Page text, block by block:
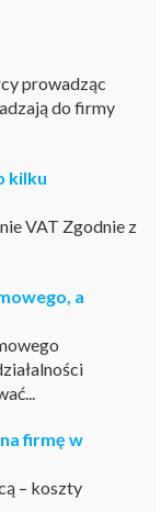
prowadząc
do firmy
kilku
VAT Zgodnie z
a
firmę w
– koszty